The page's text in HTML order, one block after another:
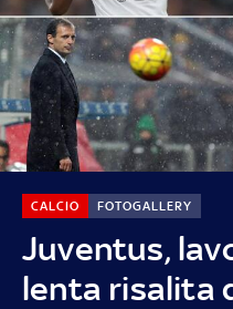
Juventus,
lenta risalita
CALCIO FOTOGALLERY